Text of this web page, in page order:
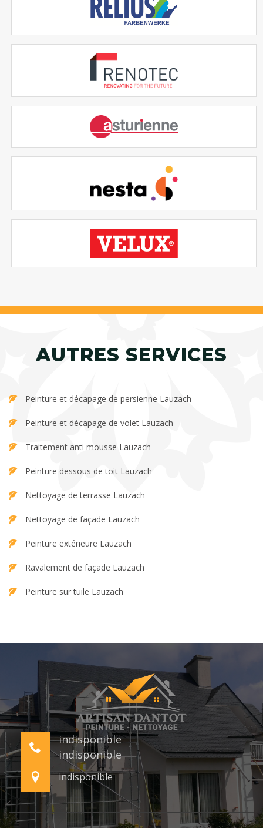
AUTRES SERVICES
Peinture et décapage de persienne Lauzach
Peinture et décapage de volet Lauzach
Traitement anti mousse Lauzach
Peinture dessous de toit Lauzach
Nettoyage de terrasse Lauzach
Nettoyage de façade Lauzach
Peinture extérieure Lauzach
Ravalement de façade Lauzach
Peinture sur tuile Lauzach
indisponible
indisponible
indisponible